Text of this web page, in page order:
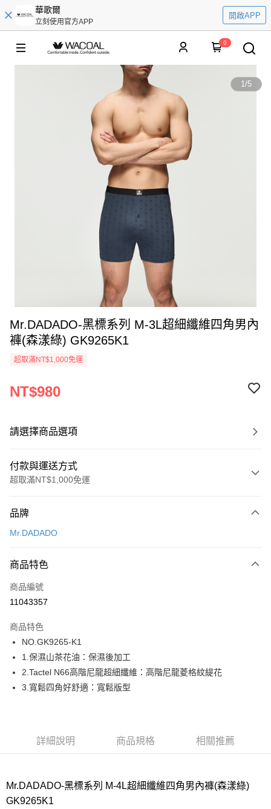
華歌爾
立刻使用官方APP
開啟APP
0
1/5
Mr.DADADO-黑標系列 M-3L超細纖維四角男內
褲(森漾綠) GK9265K1
超取滿NT$1,000免運
NT$980
請選擇商品選項
付款與運送方式
超取滿NT$1,000免運
信用卡一次付款
LINE Pay
街口支付
運送方式
全家取貨付款
每筆NT$80，滿NT$1,000(含以上)免運費
7-11取貨付款
每筆NT$80，滿NT$1,000(含以上)免運費
品牌
Mr.DADADO
商品特色
商品編號
11043357
商品特色
NO.GK9265-K1
1.保濕山茶花油：保濕後加工
2.Tactel N66高階尼龍超細纖維：高階尼龍菱格紋緹花
3.寬鬆四角好舒適：寬鬆版型
詳細說明 商品規格 相關推薦
Mr.DADADO-黑標系列 M-4L超細纖維四角男內褲(森漾綠)
GK9265K1